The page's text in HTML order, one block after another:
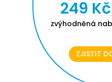
249
zvýhodněná
ZJISTIT